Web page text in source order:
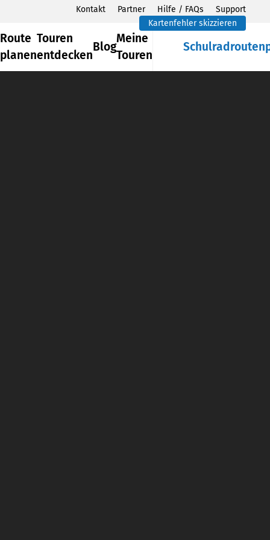
Kontakt Partner Hilfe / FAQs
Support
Kartenfehler skizzieren
Route
planen
Touren
entdecken
Blog
Meine
Touren